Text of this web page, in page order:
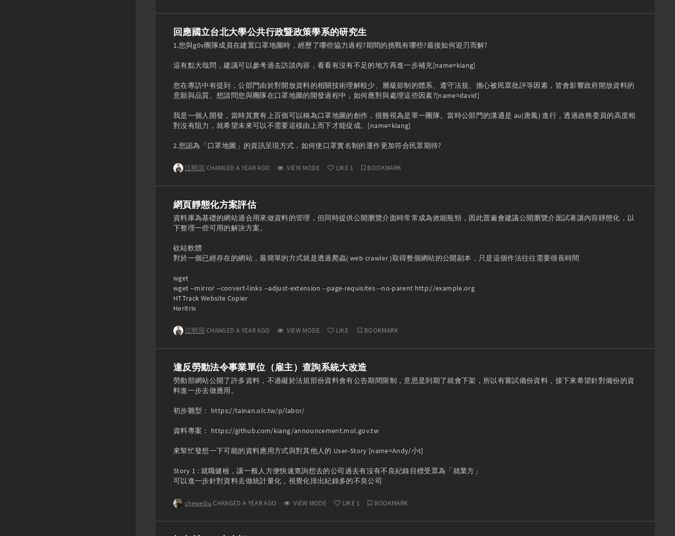
回應國立台北大學公共行政暨政策學系的研究生
1.您與g0v團隊成員在建置口罩地圖時，經歷了哪些協力過程?期間的挑戰有哪些?最後如何迎刃而解?
這有點大哉問，建議可以參考過去訪談內容，看看有沒有不足的地方再進一步補充[name=kiang]
您在專訪中有提到，公部門由於對開放資料的相關技術理解較少、層級節制的體系、遵守法規、擔心被民眾批評等因素，皆會影響政府開放資料的
意願與品質。想請問您與團隊在口罩地圖的開發過程中，如何應對與處理這些因素?[name=david]
我是一個人開發，當時其實有上百個可以稱為口罩地圖的創作，很難視為是單一團隊。當時公部門的溝通是 au(唐鳳) 進行，透過政務委員的高度相
對沒有阻力，就希望未來可以不需要這樣由上而下才能促成。[name=kiang]
江明宗 CHANGED A YEAR AGO VIEW MODE LIKE 1 BOOKMARK
網頁靜態化方案評估
資料庫為基礎的網站適合用來做資料的管理，但同時提供公開瀏覽介面時常常成為效能瓶頸，因此普遍會建議公開瀏覽介面試著讓內容靜態化，以
下整理一些可用的解決方案。
砍站軟體
對於一個已經存在的網站，最簡單的方式就是透過爬蟲( web crawler )取得整個網站的公開副本，只是這個作法往往需要很長時間
wget
wget --mirror --convert-links --adjust-extension --page-requisites --no-parent http://example.org
HTTrack Website Copier
江明宗 CHANGED A YEAR AGO VIEW MODE LIKE BOOKMARK
違反勞動法令事業單位（雇主）查詢系統大改造
勞動部網站公開了許多資料，不過礙於法規部份資料會有公告期間限制，意思是到期了就會下架，所以有嘗試備份資料，接下來希望針對備份的資
料進一步去做應用。
初步雛型： https://tainan.olc.tw/p/labor/
資料專案： https://github.com/kiang/announcement.mol.gov.tw
來幫忙發想一下可能的資料應用方式與對其他人的 User-Story [name=Andy/小t]
Story 1 : 就職健檢，讓一般人方便快速查詢想去的公司過去有沒有不良紀錄目標受眾為「就業方」
可以進一步針對資料去做統計量化，視覺化排出紀錄多的不良公司
cheweiliu CHANGED A YEAR AGO VIEW MODE LIKE 1 BOOKMARK